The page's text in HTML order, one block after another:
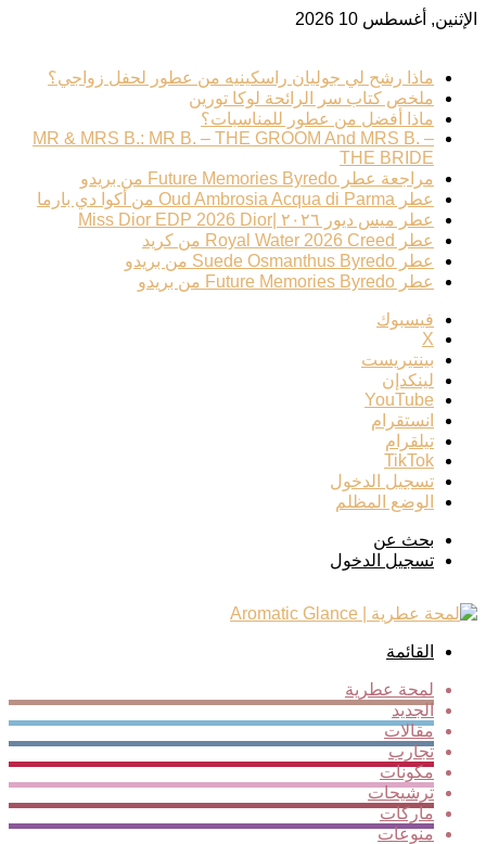
الإثنين, أغسطس 10 2026
ماذا رشح لي جوليان راسكينيه من عطور لحفل زواجي؟
ملخص كتاب سر الرائحة لوكا تورين
ماذا أفضل من عطور للمناسبات؟
MR & MRS B.: MR B. – THE GROOM And MRS B. –
THE BRIDE
مراجعة عطر Future Memories Byredo من بريدو
عطر Oud Ambrosia Acqua di Parma من أكوا دي بارما
عطر ميس ديور ٢٠٢٦ |Miss Dior EDP 2026 Dior
عطر Royal Water 2026 Creed من كريد
عطر Suede Osmanthus Byredo من بريدو
عطر Future Memories Byredo من بريدو
فيسبوك
‫X
بينتيريست
لينكدإن
‫YouTube
انستقرام
تيلقرام
‫TikTok
تسجيل الدخول
الوضع المظلم
بحث عن
تسجيل الدخول
القائمة
لمحة عطرية
الجديد
مقالات
تجارب
مكونات
ترشيحات
ماركات
منوعات